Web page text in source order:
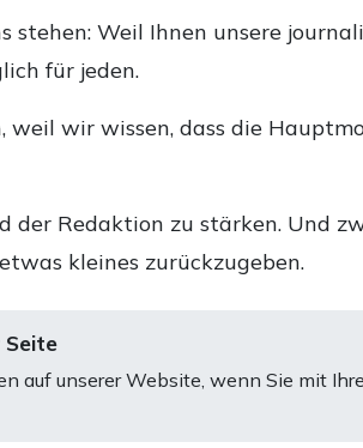
Weil Ihnen unsere
für jeden.
weil wir wissen, dass die
Redaktion zu stärken. Und
kleines zurückzugeben.
Seite
auf unserer Website, wenn Sie mit